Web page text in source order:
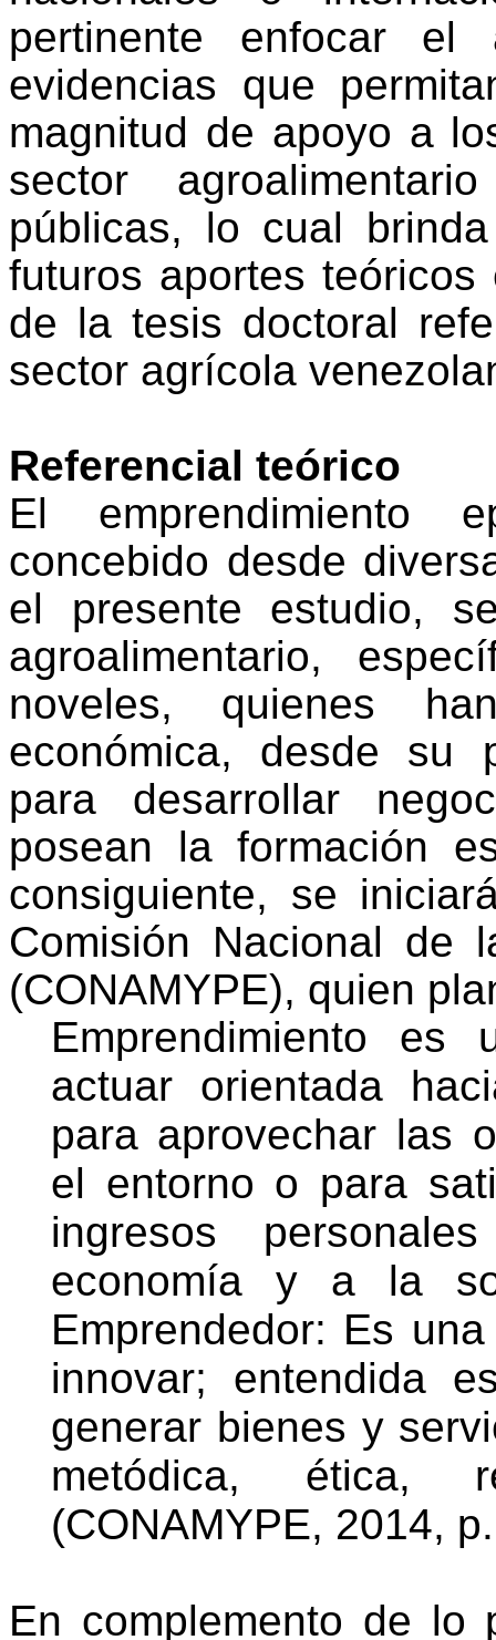
pertinente enfocar el
evidencias que
magnitud de apoyo a
sector
públicas, lo cual
futuros aportes
de la tesis doctoral
sector agrícola
Referencial teórico
El emprendimiento
concebido desde
el presente estudio,
agroalimentario,
noveles, quienes
económica, desde su
para desarrollar
posean la formación
consiguiente, se
Comisión Nacional de
(CONAMYPE), quien
Emprendimiento
actuar orientada
para aprovechar las
el entorno o para
ingresos
economía y a la
Emprendedor: Es
innovar; entendida
generar bienes y
metódica, ética,
(CONAMYPE, 2014,
En complemento de lo